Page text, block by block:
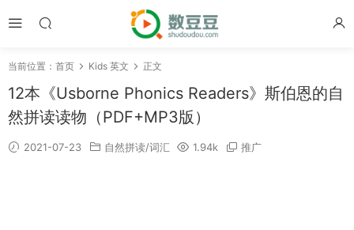
当前位置： 首页 Kids 英文 正文
12本《Usborne Phonics Readers》斯伯恩的自
然拼读读物（PDF+MP3版）
2021-07-23 自然拼读/词汇 1.94k 推广